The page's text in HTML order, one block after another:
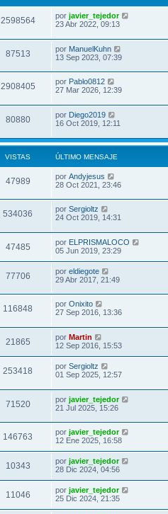
2598564 por javier_tejedor
23 Abr 2022, 09:13
87513 por ManuelKuhn
13 Sep 2023, 07:39
2908405 por Pablo0812
27 Mar 2026, 12:39
80880 por Diego2019
16 Oct 2019, 12:11
VISTAS ÚLTIMO MENSAJE
47989 por Andyjesus
28 Oct 2021, 23:46
534036 por Sergioltz
24 Oct 2019, 14:31
47485 por ELPRISMALOCO
05 Jun 2019, 23:29
77706 por eldiegote
29 Abr 2017, 21:49
116848 por Onixito
27 Sep 2016, 13:36
21865 por Martin
12 Sep 2016, 15:53
253418 por Sergioltz
01 Sep 2025, 12:57
71520 por javier_tejedor
21 Jul 2025, 15:26
146763 por javier_tejedor
12 Ene 2025, 16:58
10343 por javier_tejedor
28 Dic 2024, 04:56
11046 por javier_tejedor
25 Dic 2024, 21:35